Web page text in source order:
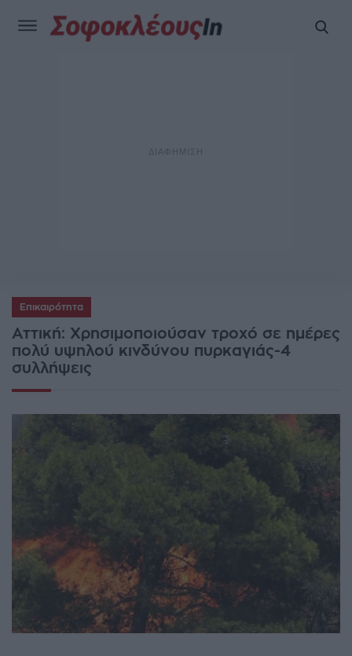
Επικαιρότητα
Αττική: Χρησιμοποιούσαν τροχό σε ημέρες
πολύ υψηλού κινδύνου πυρκαγιάς-4
συλλήψεις